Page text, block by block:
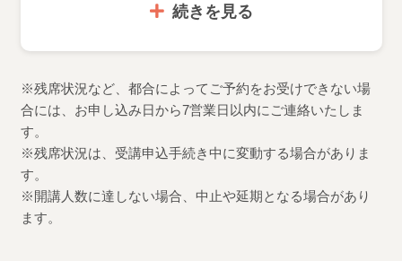
続きを見る
※残席状況など、都合によってご予約をお受けできない場
合には、お申し込み日から7営業日以内にご連絡いたしま
す。
※残席状況は、受講申込手続き中に変動する場合がありま
す。
※開講人数に達しない場合、中止や延期となる場合があり
ます。